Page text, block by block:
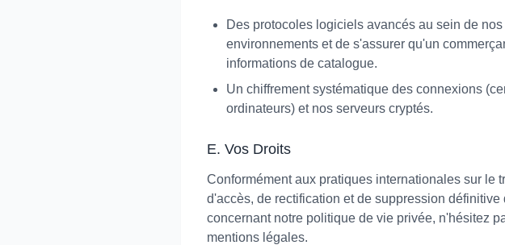
Des protocoles logiciels avancés au sein de
environnements et de s'assurer qu'un
informations de catalogue.
Un chiffrement systématique des connexions
ordinateurs) et nos serveurs cryptés.
E. Vos Droits
Conformément aux pratiques internationales sur le
d'accès, de rectification et de suppression
concernant notre politique de vie privée, n'hésitez
mentions légales.